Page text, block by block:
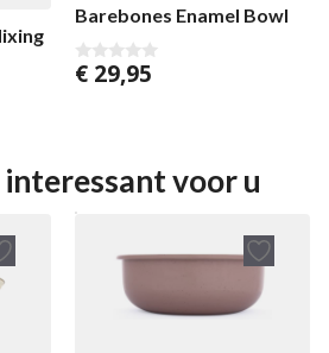
Barebones Enamel Bowl
0
€ 29,95
voor u